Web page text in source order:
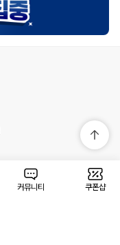
커뮤니티 쿠폰샵